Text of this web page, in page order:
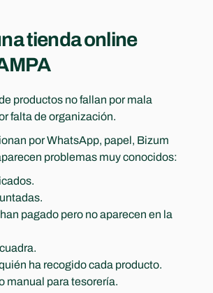
tienda online
productos no fallan por mala
falta de organización.
por WhatsApp, papel, Bizum
problemas muy conocidos:
pagado pero no aparecen en la
ha recogido cada producto.
manual para tesorería.